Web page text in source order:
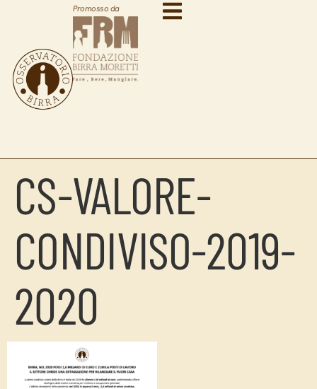
Promosso da
CS-VALORE-
CONDIVISO-2019-
2020